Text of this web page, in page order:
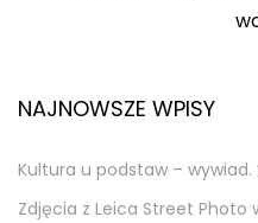
NAJNOWSZE WPISY
Kultura u podstaw – wywiad.
Zdjęcia z Leica Street